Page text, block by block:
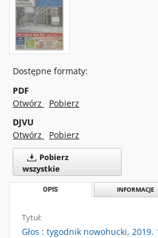
Dostępne formaty:
PDF
Otwórz
Pobierz
DJVU
Otwórz
Pobierz
Pobierz
wszystkie
OPIS INFORMACJE
Tytuł:
Głos : tygodnik nowohucki, 2019.